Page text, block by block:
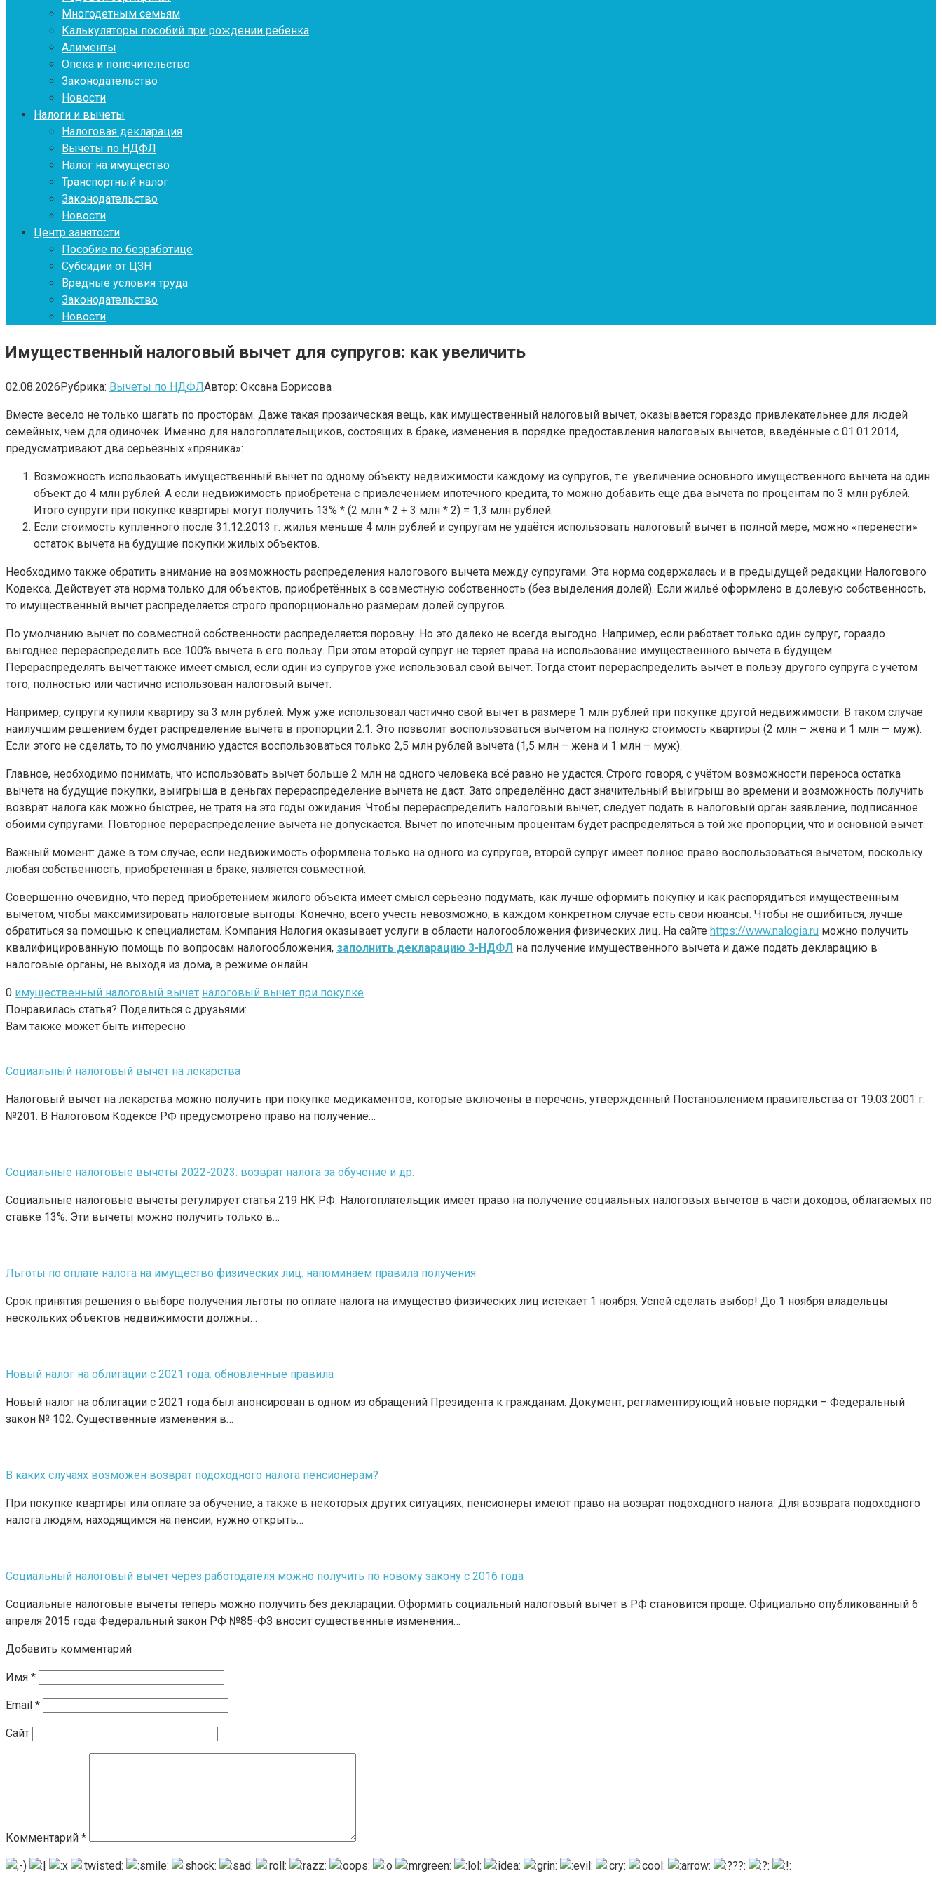
Многодетным семьям
Калькуляторы пособий при рождении ребенка
Алименты
Опека и попечительство
Законодательство
Новости
Налоги и вычеты
Налоговая декларация
Вычеты по НДФЛ
Налог на имущество
Транспортный налог
Законодательство
Новости
Центр занятости
Пособие по безработице
Субсидии от ЦЗН
Вредные условия труда
Законодательство
Новости
Имущественный налоговый вычет для супругов: как увеличить
02.08.2026Рубрика: Вычеты по НДФЛАвтор: Оксана Борисова
Вместе весело не только шагать по просторам. Даже такая прозаическая вещь, как имущественный налоговый вычет, оказывается гораздо привлекательнее для людей
семейных, чем для одиночек. Именно для налогоплательщиков, состоящих в браке, изменения в порядке предоставления налоговых вычетов, введённые с 01.01.2014,
предусматривают два серьёзных «пряника»:
Возможность использовать имущественный вычет по одному объекту недвижимости каждому из супругов, т.е. увеличение основного имущественного вычета на один
объект до 4 млн рублей. А если недвижимость приобретена с привлечением ипотечного кредита, то можно добавить ещё два вычета по процентам по 3 млн рублей.
Итого супруги при покупке квартиры могут получить 13% * (2 млн * 2 + 3 млн * 2) = 1,3 млн рублей.
Если стоимость купленного после 31.12.2013 г. жилья меньше 4 млн рублей и супругам не удаётся использовать налоговый вычет в полной мере, можно «перенести»
остаток вычета на будущие покупки жилых объектов.
Необходимо также обратить внимание на возможность распределения налогового вычета между супругами. Эта норма содержалась и в предыдущей редакции Налогового
Кодекса. Действует эта норма только для объектов, приобретённых в совместную собственность (без выделения долей). Если жильё оформлено в долевую собственность,
то имущественный вычет распределяется строго пропорционально размерам долей супругов.
По умолчанию вычет по совместной собственности распределяется поровну. Но это далеко не всегда выгодно. Например, если работает только один супруг, гораздо
выгоднее перераспределить все 100% вычета в его пользу. При этом второй супруг не теряет права на использование имущественного вычета в будущем.
Перераспределять вычет также имеет смысл, если один из супругов уже использовал свой вычет. Тогда стоит перераспределить вычет в пользу другого супруга с учётом
того, полностью или частично использован налоговый вычет.
Например, супруги купили квартиру за 3 млн рублей. Муж уже использовал частично свой вычет в размере 1 млн рублей при покупке другой недвижимости. В таком случае
наилучшим решением будет распределение вычета в пропорции 2:1. Это позволит воспользоваться вычетом на полную стоимость квартиры (2 млн – жена и 1 млн — муж).
Если этого не сделать, то по умолчанию удастся воспользоваться только 2,5 млн рублей вычета (1,5 млн – жена и 1 млн – муж).
Главное, необходимо понимать, что использовать вычет больше 2 млн на одного человека всё равно не удастся. Строго говоря, с учётом возможности переноса остатка
вычета на будущие покупки, выигрыша в деньгах перераспределение вычета не даст. Зато определённо даст значительный выигрыш во времени и возможность получить
возврат налога как можно быстрее, не тратя на это годы ожидания. Чтобы перераспределить налоговый вычет, следует подать в налоговый орган заявление, подписанное
обоими супругами. Повторное перераспределение вычета не допускается. Вычет по ипотечным процентам будет распределяться в той же пропорции, что и основной вычет.
Важный момент: даже в том случае, если недвижимость оформлена только на одного из супругов, второй супруг имеет полное право воспользоваться вычетом, поскольку
любая собственность, приобретённая в браке, является совместной.
Совершенно очевидно, что перед приобретением жилого объекта имеет смысл серьёзно подумать, как лучше оформить покупку и как распорядиться имущественным
вычетом, чтобы максимизировать налоговые выгоды. Конечно, всего учесть невозможно, в каждом конкретном случае есть свои нюансы. Чтобы не ошибиться, лучше
обратиться за помощью к специалистам. Компания Налогия оказывает услуги в области налогообложения физических лиц. На сайте https://www.nalogia.ru можно получить
квалифицированную помощь по вопросам налогообложения, заполнить декларацию 3-НДФЛ на получение имущественного вычета и даже подать декларацию в
налоговые органы, не выходя из дома, в режиме онлайн.
0 имущественный налоговый вычет налоговый вычет при покупке
Понравилась статья? Поделиться с друзьями:
Вам также может быть интересно
Социальный налоговый вычет на лекарства
Налоговый вычет на лекарства можно получить при покупке медикаментов, которые включены в перечень, утвержденный Постановлением правительства от 19.03.2001 г.
№201. В Налоговом Кодексе РФ предусмотрено право на получение…
Социальные налоговые вычеты 2022-2023: возврат налога за обучение и др.
Социальные налоговые вычеты регулирует статья 219 НК РФ. Налогоплательщик имеет право на получение социальных налоговых вычетов в части доходов, облагаемых по
ставке 13%. Эти вычеты можно получить только в…
Льготы по оплате налога на имущество физических лиц: напоминаем правила получения
Срок принятия решения о выборе получения льготы по оплате налога на имущество физических лиц истекает 1 ноября. Успей сделать выбор! До 1 ноября владельцы
нескольких объектов недвижимости должны…
Новый налог на облигации с 2021 года: обновленные правила
Новый налог на облигации с 2021 года был анонсирован в одном из обращений Президента к гражданам. Документ, регламентирующий новые порядки – Федеральный
закон № 102. Существенные изменения в…
В каких случаях возможен возврат подоходного налога пенсионерам?
При покупке квартиры или оплате за обучение, а также в некоторых других ситуациях, пенсионеры имеют право на возврат подоходного налога. Для возврата подоходного
налога людям, находящимся на пенсии, нужно открыть…
Социальный налоговый вычет через работодателя можно получить по новому закону с 2016 года
Социальные налоговые вычеты теперь можно получить без декларации. Оформить социальный налоговый вычет в РФ становится проще. Официально опубликованный 6
апреля 2015 года Федеральный закон РФ №85-ФЗ вносит существенные изменения…
Добавить комментарий
Имя *
Email *
Сайт
Комментарий *